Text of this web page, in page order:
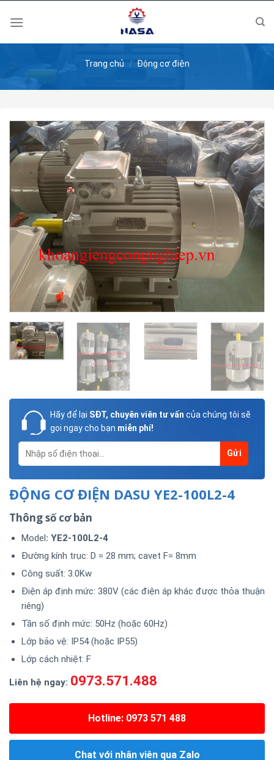
Trang chủ / Động cơ điện
Hãy để lại SĐT, chuyên viên tư vấn của chúng tôi sẽ
gọi ngay cho bạn miễn phí!
ĐỘNG CƠ ĐIỆN DASU YE2-100L2-4
Thông số cơ bản
Model: YE2-100L2-4
Đường kính trục: D = 28 mm; cavet F= 8mm
Công suất: 3.0Kw
Điện áp định mức: 380V (các điện áp khác được thỏa thuận
riêng)
Tần số định mức: 50Hz (hoặc 60Hz)
Lớp bảo vệ: IP54 (hoặc IP55)
Lớp cách nhiệt: F
Liên hệ ngay: 0973.571.488
Hotline: 0973 571 488
Chat với nhân viên qua Zalo